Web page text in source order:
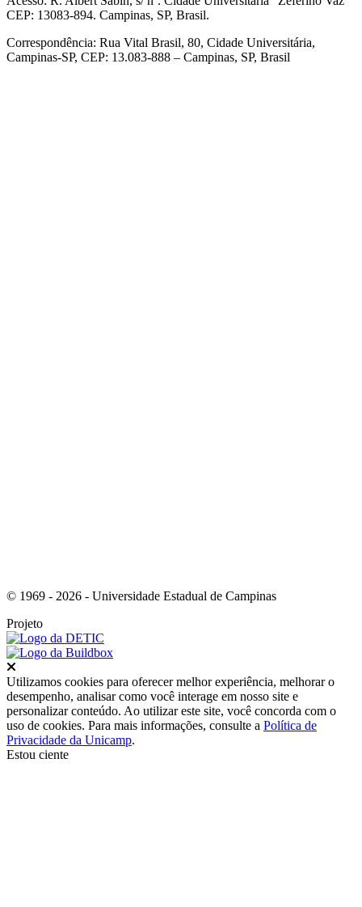
CEP: 13083-894. Campinas, SP, Brasil.
Correspondência: Rua Vital Brasil, 80, Cidade Universitária,
Campinas-SP, CEP: 13.083-888 – Campinas, SP, Brasil
© 1969 - 2026 - Universidade Estadual de Campinas
Projeto
Utilizamos cookies para oferecer melhor experiência, melhorar o
desempenho, analisar como você interage em nosso site e
personalizar conteúdo. Ao utilizar este site, você concorda com o
uso de cookies. Para mais informações, consulte a Política de
Privacidade da Unicamp.
Estou ciente